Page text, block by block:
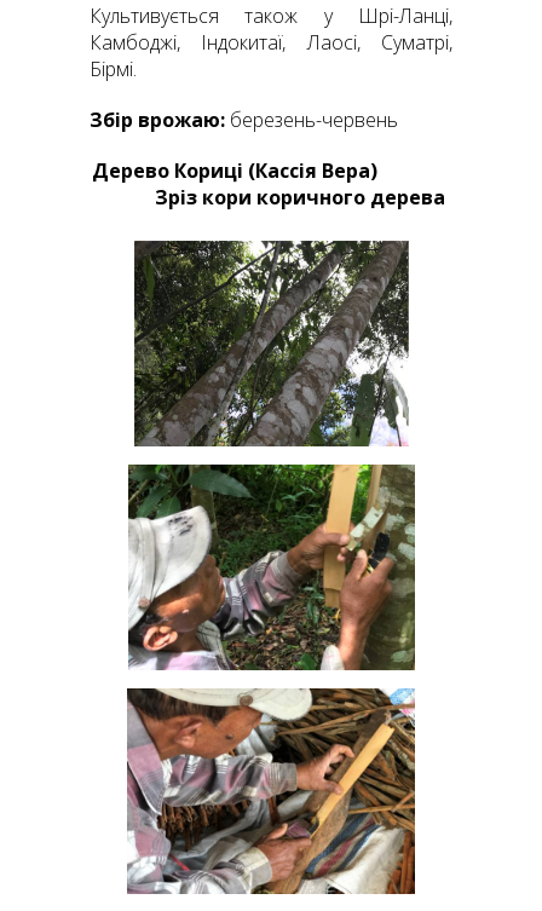
Культивується також у Шрі-Ланці,
Камбоджі, Індокитаї, Лаосі, Суматрі,
Бірмі.
Збір врожаю: березень-червень
Дерево Кориці (Кассія Вера)
Зріз кори коричного дерева